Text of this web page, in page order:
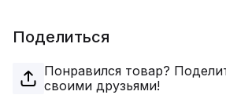
Поделиться
Понравился товар?
своими друзьями!